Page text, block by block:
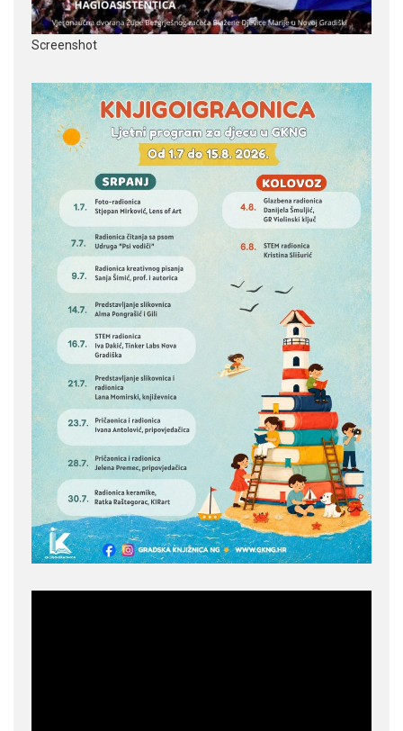
Screenshot